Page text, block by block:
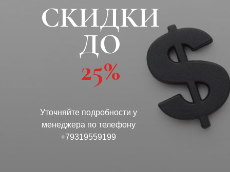
СКИДКИ
ДО
25%
Уточняйте подробности у
менеджера по телефону
+79319559199